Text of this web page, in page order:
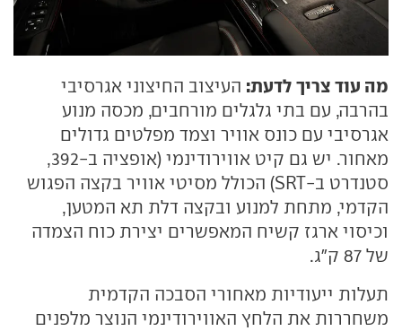
מה עוד צריך לדעת: העיצוב החיצוני אגרסיבי
בהרבה, עם בתי גלגלים מורחבים, מכסה מנוע
אגרסיבי עם כונס אוויר וצמד מפלטים גדולים
מאחור. יש גם קיט אווירודינמי (אופציה ב-392,
סטנדרט ב-SRT) הכולל מסיטי אוויר בקצה הפגוש
הקדמי, מתחת למנוע ובקצה דלת תא המטען,
וכיסוי ארגז קשיח המאפשרים יצירת כוח הצמדה
של 87 ק"ג.
תעלות ייעודיות מאחורי הסבכה הקדמית
משחררות את הלחץ האווירודינמי הנוצר מלפנים